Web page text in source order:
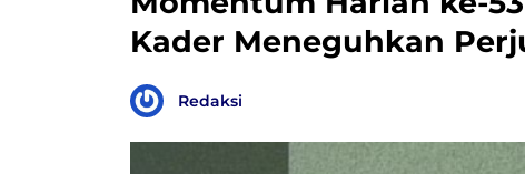
Kader Meneguhkan
Redaksi